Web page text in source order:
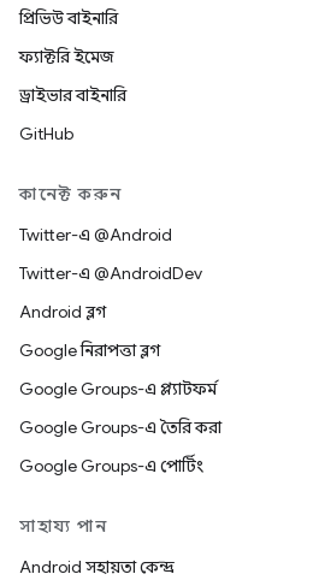
প্রিভিউ বাইনারি
ফ্যাক্টরি ইমেজ
ড্রাইভার বাইনারি
GitHub
কানেক্ট করুন
Twitter-এ @Android
Twitter-এ @AndroidDev
Android ব্লগ
Google নিরাপত্তা ব্লগ
Google Groups-এ প্ল্যাটফর্ম
Google Groups-এ তৈরি করা
Google Groups-এ পোর্টিং
সাহায্য পান
Android সহায়তা কেন্দ্র